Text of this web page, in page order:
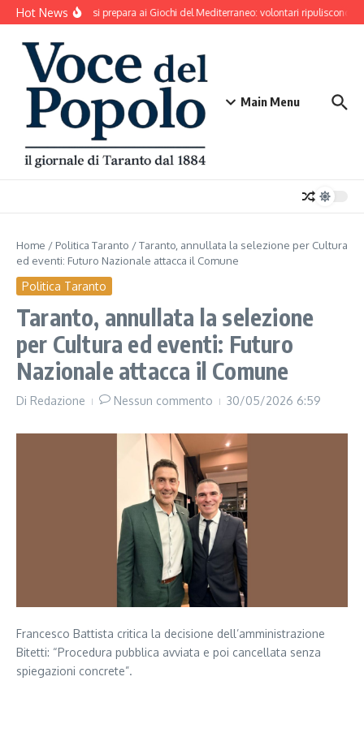
Salta al contenuto
Hot NewsTaranto si prepara ai Giochi del Mediterraneo: volontari ripuliscono
Main Menu
Home / Politica Taranto /Taranto, annullata la selezione per Cultura
ed eventi: Futuro Nazionale attacca il Comune
Politica Taranto
Taranto, annullata la selezione
per Cultura ed eventi: Futuro
Nazionale attacca il Comune
Di Redazione Nessun commento 30/05/2026 6:59
Francesco Battista critica la decisione dell’amministrazione
Bitetti: “Procedura pubblica avviata e poi cancellata senza
spiegazioni concrete”.